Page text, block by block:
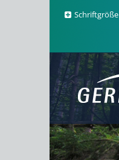
Schriftgröße